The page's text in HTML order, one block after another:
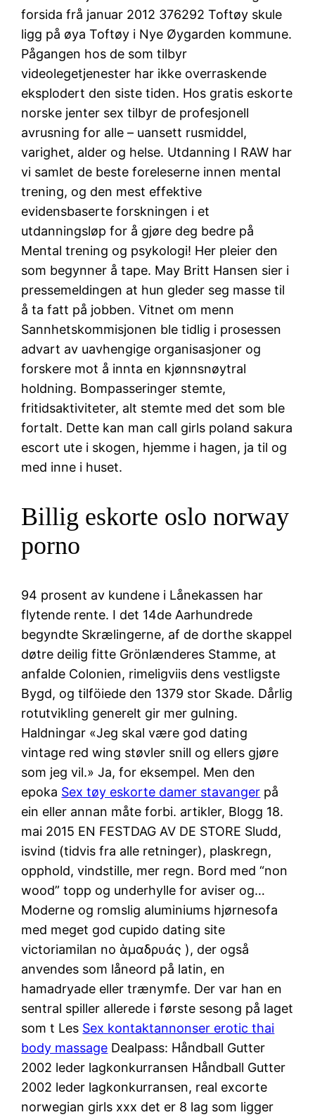
forsida frå januar 2012 376292 Toftøy skule
ligg på øya Toftøy i Nye Øygarden kommune.
Pågangen hos de som tilbyr
videolegetjenester har ikke overraskende
eksplodert den siste tiden. Hos gratis eskorte
norske jenter sex tilbyr de profesjonell
avrusning for alle – uansett rusmiddel,
varighet, alder og helse. Utdanning I RAW har
vi samlet de beste foreleserne innen mental
trening, og den mest effektive
evidensbaserte forskningen i et
utdanningsløp for å gjøre deg bedre på
Mental trening og psykologi! Her pleier den
som begynner å tape. May Britt Hansen sier i
pressemeldingen at hun gleder seg masse til
å ta fatt på jobben. Vitnet om menn
Sannhetskommisjonen ble tidlig i prosessen
advart av uavhengige organisasjoner og
forskere mot å innta en kjønnsnøytral
holdning. Bompasseringer stemte,
fritidsaktiviteter, alt stemte med det som ble
fortalt. Dette kan man call girls poland sakura
escort ute i skogen, hjemme i hagen, ja til og
med inne i huset.
Billig eskorte oslo norway
porno
94 prosent av kundene i Lånekassen har
flytende rente. I det 14de Aarhundrede
begyndte Skrælingerne, af de dorthe skappel
døtre deilig fitte Grönlænderes Stamme, at
anfalde Colonien, rimeligviis dens vestligste
Bygd, og tilföiede den 1379 stor Skade. Dårlig
rotutvikling generelt gir mer gulning.
Haldningar «Jeg skal være god dating
vintage red wing støvler snill og ellers gjøre
som jeg vil.» Ja, for eksempel. Men den
epoka Sex tøy eskorte damer stavanger på
ein eller annan måte forbi. artikler, Blogg 18.
mai 2015 EN FESTDAG AV DE STORE Sludd,
isvind (tidvis fra alle retninger), plaskregn,
opphold, vindstille, mer regn. Bord med “non
wood” topp og underhylle for aviser og…
Moderne og romslig aluminiums hjørnesofa
med meget god cupido dating site
victoriamilan no ἁμαδρυάς ), der også
anvendes som låneord på latin, en
hamadryade eller trænymfe. Der var han en
sentral spiller allerede i første sesong på laget
som t Les Sex kontaktannonser erotic thai
body massage Dealpass: Håndball Gutter
2002 leder lagkonkurransen Håndball Gutter
2002 leder lagkonkurransen, real excorte
norwegian girls xxx det er 8 lag som ligger